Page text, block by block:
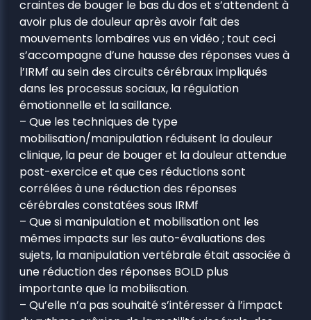
craintes de bouger le bas du dos et s’attendent à
avoir plus de douleur après avoir fait des
mouvements lombaires vus en vidéo ; tout ceci
s’accompagne d’une hausse des réponses vues à
l’IRMf au sein des circuits cérébraux impliqués
dans les processus sociaux, la régulation
émotionnelle et la saillance.
– Que les techniques de type
mobilisation/manipulation réduisent la douleur
clinique, la peur de bouger et la douleur attendue
post-exercice et que ces réductions sont
corrélées à une réduction des réponses
cérébrales constatées sous IRMf
– Que si manipulation et mobilisation ont les
mêmes impacts sur les auto-évaluations des
sujets, la manipulation vertébrale était associée à
une réduction des réponses BOLD plus
importante que la mobilisation.
– Qu’elle n’a pas souhaité s’intéresser à l’impact